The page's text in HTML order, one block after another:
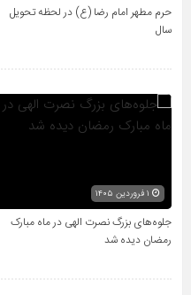
حرم مطهر امام رضا (ع) در لحظه تحویل
سال
جلوه‌های بزرگ نصرت الهی در ماه مبارک
رمضان دیده شد